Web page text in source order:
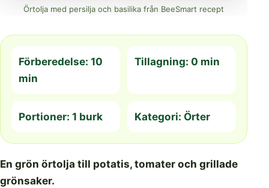
Örtolja med persilja och basilika från BeeSmart recept
Förberedelse: 10
min
Tillagning: 0 min
Portioner: 1 burk Kategori: Örter
En grön örtolja till potatis, tomater och grillade
grönsaker.